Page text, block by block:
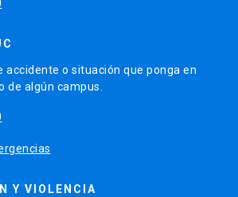
accidente o situación que ponga en
de algún campus.
Y VIOLENCIA